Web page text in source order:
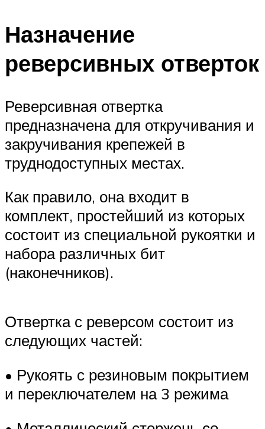
Назначение
реверсивных отверток
Реверсивная отвертка
предназначена для откручивания и
закручивания крепежей в
труднодоступных местах.
Как правило, она входит в
комплект, простейший из которых
состоит из специальной рукоятки и
набора различных бит
(наконечников).
Отвертка с реверсом состоит из
следующих частей:
• Рукоять с резиновым покрытием
и переключателем на 3 режима